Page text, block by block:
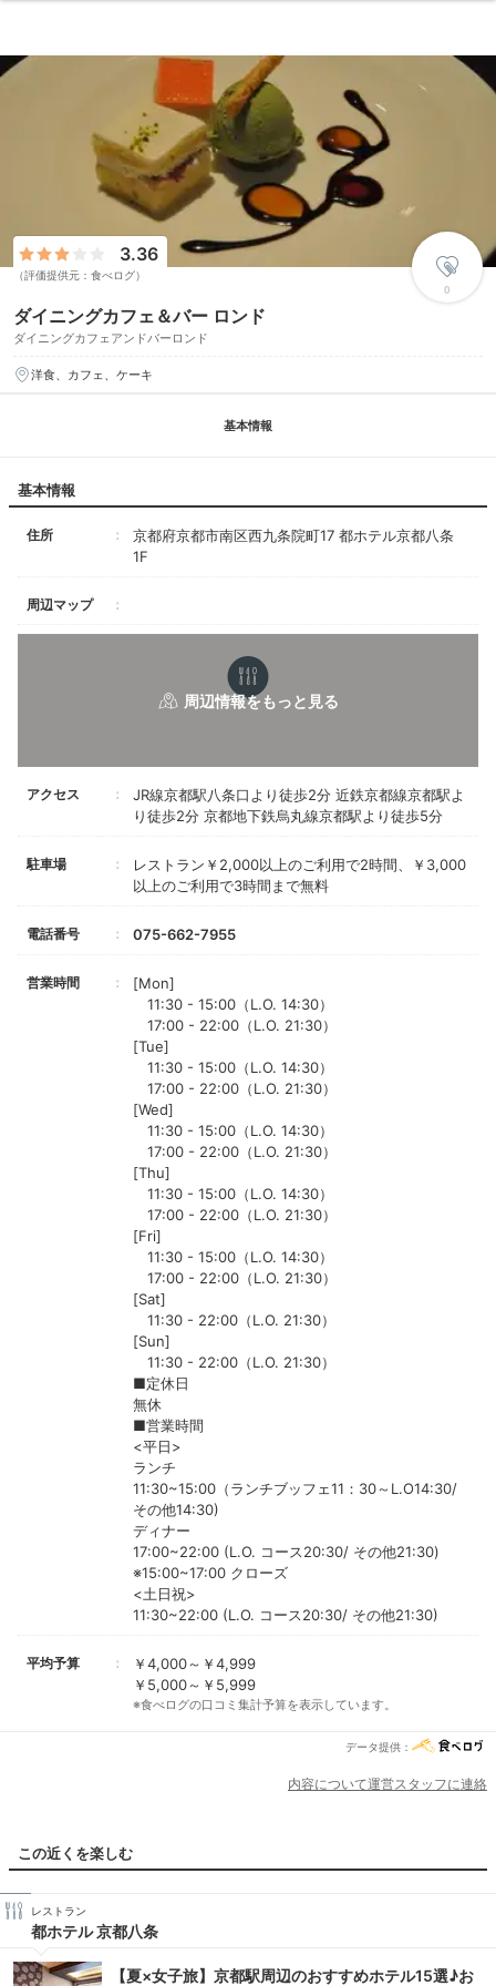
ダイニングカフェ＆バー ロンド
ダイニングカフェアンドバーロンド
3.36
（評価提供元：食べログ）
0
洋食、カフェ、ケーキ
基本情報
基本情報
住所
京都府京都市南区西九条院町17 都ホテル京都八条
1F
周辺マップ
アクセス
JR線京都駅八条口より徒歩2分 近鉄京都線京都駅よ
り徒歩2分 京都地下鉄烏丸線京都駅より徒歩5分
駐車場
レストラン￥2,000以上のご利用で2時間、￥3,000
以上のご利用で3時間まで無料
電話番号 075-662-7955
営業時間
[Mon]
11:30 - 15:00（L.O. 14:30）
17:00 - 22:00（L.O. 21:30）
[Tue]
11:30 - 15:00（L.O. 14:30）
17:00 - 22:00（L.O. 21:30）
[Wed]
11:30 - 15:00（L.O. 14:30）
17:00 - 22:00（L.O. 21:30）
[Thu]
11:30 - 15:00（L.O. 14:30）
17:00 - 22:00（L.O. 21:30）
[Fri]
11:30 - 15:00（L.O. 14:30）
17:00 - 22:00（L.O. 21:30）
[Sat]
11:30 - 22:00（L.O. 21:30）
[Sun]
11:30 - 22:00（L.O. 21:30）
■定休日
無休
■営業時間
<平日>
ランチ
11:30~15:00（ランチブッフェ11：30～L.O14:30/
その他14:30)
ディナー
17:00~22:00 (L.O. コース20:30/ その他21:30)
※15:00~17:00 クローズ
<土日祝>
11:30~22:00 (L.O. コース20:30/ その他21:30)
平均予算
￥4,000～￥4,999
￥5,000～￥5,999
※食べログの口コミ集計予算を表示しています。
データ提供：
内容について運営スタッフに連絡
この近くを楽しむ
レストラン
都ホテル 京都八条
【夏×女子旅】京都駅周辺のおすすめホテル15選♪お